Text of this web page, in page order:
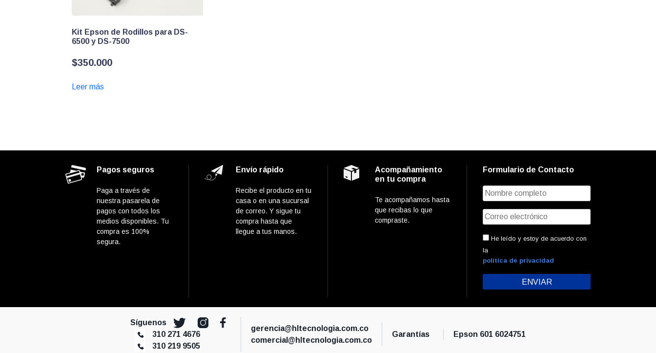
Kit Epson de Rodillos para DS-
6500 y DS-7500
$350.000
Leer más
Pagos seguros
Paga a través de
nuestra pasarela de
pagos con todos los
medios disponibles. Tu
compra es 100%
segura.
Envío rápido
Recibe el producto en tu
casa o en una sucursal
de correo. Y sigue tu
compra hasta que
llegue a tus manos.
Acompañamiento
en tu compra
Te acompañamos hasta
que recibas lo que
compraste.
Formulario de Contacto
He leído y estoy de acuerdo con
la
política de privacidad
Síguenos
310 271 4676
310 219 9505
gerencia@hltecnologia.com.co
comercial@hltecnologia.com.co
Garantías Epson 601 6024751